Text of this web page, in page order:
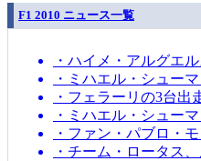
F1 2010 ニュース一覧
・ハイメ・アルグエ
・ミハエル・シュー
・フェラーリの3台出
・ミハエル・シュー
・ファン・パブロ・
・チーム・ロータス